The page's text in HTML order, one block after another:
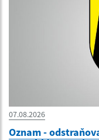
07.08.2026
Oznam -